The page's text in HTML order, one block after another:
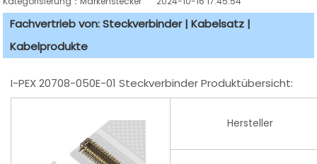
Fachvertrieb von: Steckverbinder | Kabelsatz |
Kabelprodukte
I-PEX 20708-050E-01 Steckverbinder Produktübersicht:
Hersteller